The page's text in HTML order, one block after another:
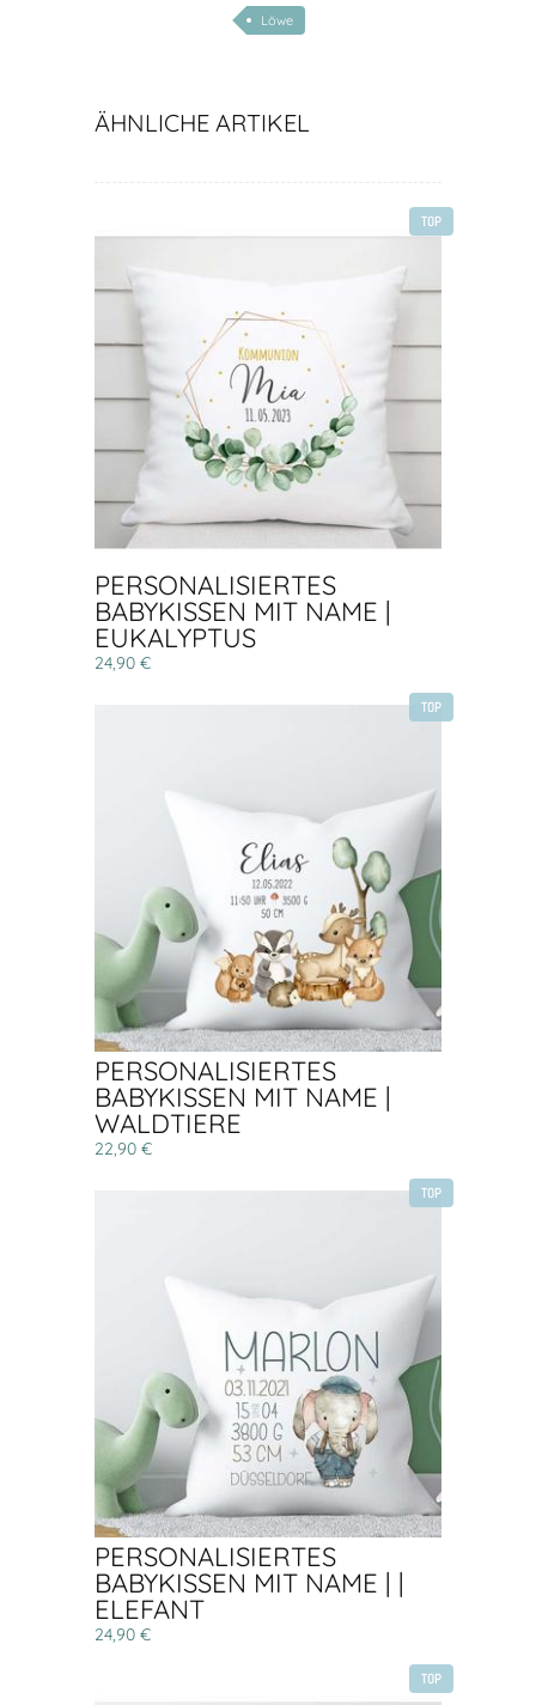
Löwe
ÄHNLICHE ARTIKEL
TOP
PERSONALISIERTES
BABYKISSEN MIT NAME |
EUKALYPTUS
24,90 €
TOP
PERSONALISIERTES
BABYKISSEN MIT NAME |
WALDTIERE
22,90 €
TOP
PERSONALISIERTES
BABYKISSEN MIT NAME | |
ELEFANT
24,90 €
TOP